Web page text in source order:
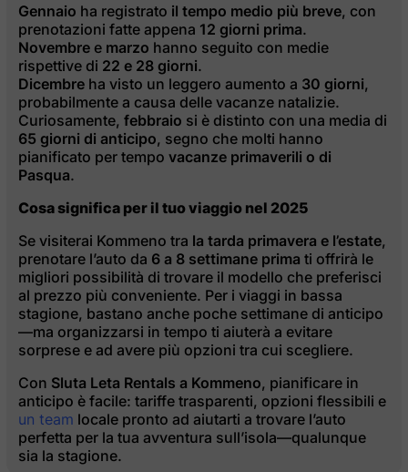
Gennaio ha registrato il tempo medio più breve, con
prenotazioni fatte appena 12 giorni prima.
Novembre e marzo hanno seguito con medie
rispettive di 22 e 28 giorni.
Dicembre ha visto un leggero aumento a 30 giorni,
probabilmente a causa delle vacanze natalizie.
Curiosamente,febbraio si è distinto con una media di
65 giorni di anticipo, segno che molti hanno
pianificato per tempovacanze primaverili o di
Pasqua.
Cosa significa per il tuo viaggio nel 2025
Se visiterai Kommeno tra la tarda primavera e l’estate,
prenotare l’auto da 6 a 8 settimane prima ti offrirà le
migliori possibilità di trovare il modello che preferisci
al prezzo più conveniente. Per i viaggi in bassa
stagione, bastano anche poche settimane di anticipo
—ma organizzarsi in tempo ti aiuterà a evitare
sorprese e ad avere più opzioni tra cui scegliere.
Con Sluta Leta Rentals a Kommeno, pianificare in
anticipo è facile: tariffe trasparenti, opzioni flessibili e
un team locale pronto ad aiutarti a trovare l’auto
perfetta per la tua avventura sull’isola—qualunque
sia la stagione.